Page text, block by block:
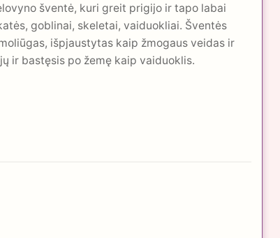
šventė, kuri greit prigijo ir tapo labai
goblinai, skeletai, vaiduokliai. Šventės
išpjaustytas kaip žmogaus veidas ir
ir bastęsis po žemę kaip vaiduoklis.